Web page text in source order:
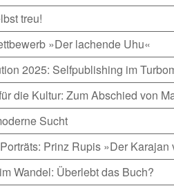
treu!
»Der lachende Uhu«
2025: Selfpublishing im
die Kultur: Zum Abschied von
Sucht
Prinz Rupis »Der Karajan
Wandel: Überlebt das Buch?